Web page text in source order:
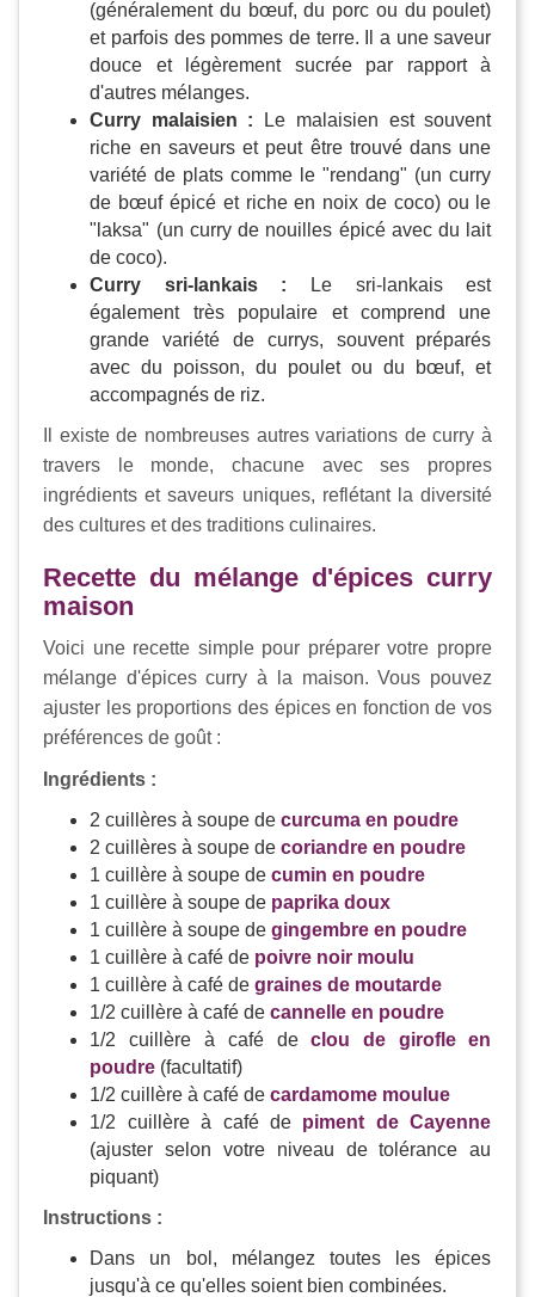
(généralement du bœuf, du porc ou du poulet)
et parfois des pommes de terre. Il a une saveur
douce et légèrement sucrée par rapport à
d'autres mélanges.
Curry malaisien : Le malaisien est souvent
riche en saveurs et peut être trouvé dans une
variété de plats comme le "rendang" (un curry
de bœuf épicé et riche en noix de coco) ou le
"laksa" (un curry de nouilles épicé avec du lait
de coco).
Curry sri-lankais : Le sri-lankais est
également très populaire et comprend une
grande variété de currys, souvent préparés
avec du poisson, du poulet ou du bœuf, et
accompagnés de riz.
Il existe de nombreuses autres variations de curry à
travers le monde, chacune avec ses propres
ingrédients et saveurs uniques, reflétant la diversité
des cultures et des traditions culinaires.
Recette du mélange d'épices curry
maison
Voici une recette simple pour préparer votre propre
mélange d'épices curry à la maison. Vous pouvez
ajuster les proportions des épices en fonction de vos
préférences de goût :
Ingrédients :
2 cuillères à soupe decurcuma en poudre
2 cuillères à soupe decoriandre en poudre
1 cuillère à soupe decumin en poudre
1 cuillère à soupe de paprika doux
1 cuillère à soupe degingembre en poudre
1 cuillère à café de poivre noir moulu
1 cuillère à café degraines de moutarde
1/2 cuillère à café decannelle en poudre
1/2 cuillère à café declou de girofle en
poudre (facultatif)
1/2 cuillère à café decardamome moulue
1/2 cuillère à café de piment de Cayenne
(ajuster selon votre niveau de tolérance au
piquant)
Instructions :
Dans un bol, mélangez toutes les épices
jusqu'à ce qu'elles soient bien combinées.